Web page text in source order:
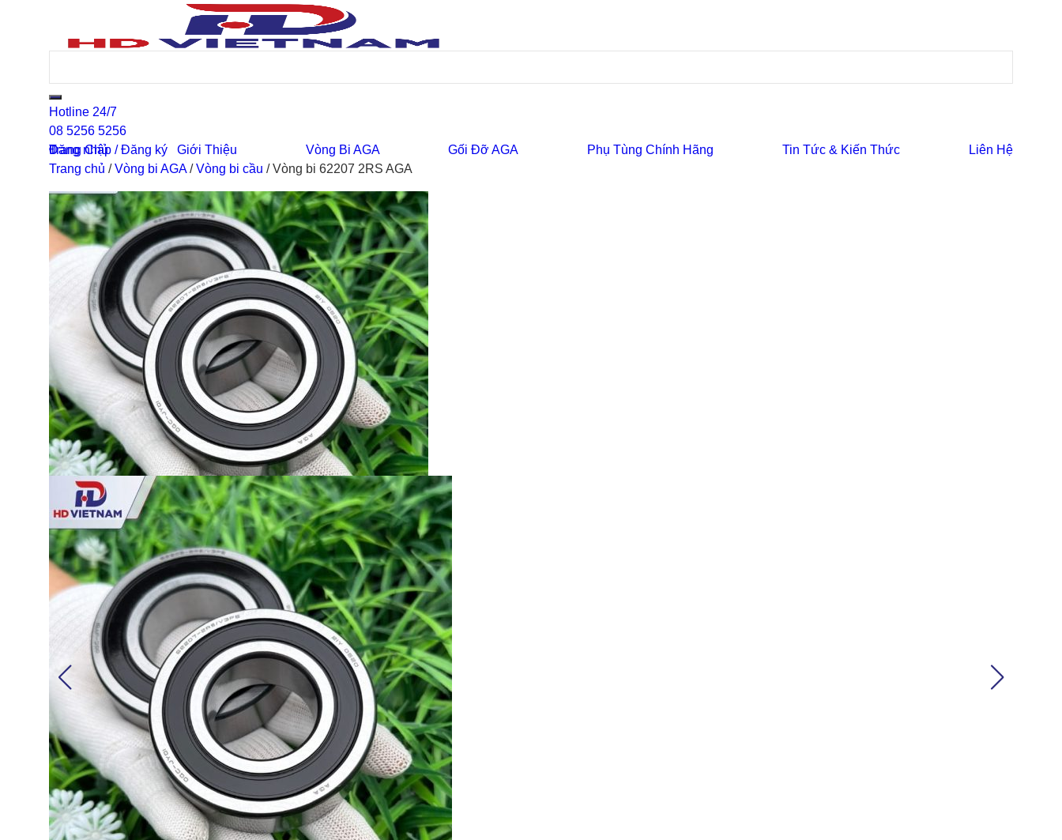
Hotline 24/7
08 5256 5256
0
Đăng nhập / Đăng ký
Trang Chủ Giới Thiệu Vòng Bi AGA Gối Đỡ AGA Phụ Tùng Chính Hãng Tin Tức & Kiến Thức
Liên Hệ
Trang chủ /Vòng bi AGA/Vòng bi cầu /Vòng bi 62207 2RS AGA